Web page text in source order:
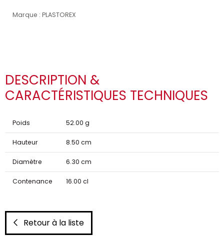
Marque : PLASTOREX
DESCRIPTION &
CARACTÉRISTIQUES TECHNIQUES
Poids 52.00 g
Hauteur 8.50 cm
Diamètre 6.30 cm
Contenance 16.00 cl
Retour à la liste